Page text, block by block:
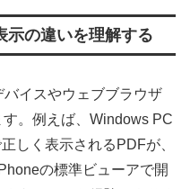
示の違いを理解する
イスやウェブブラウザ
。例えば、Windows PC
しく表示されるPDFが、
の標準ビューアで開